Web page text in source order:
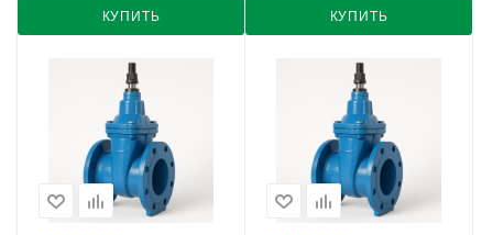
КУПИТЬ КУПИТЬ